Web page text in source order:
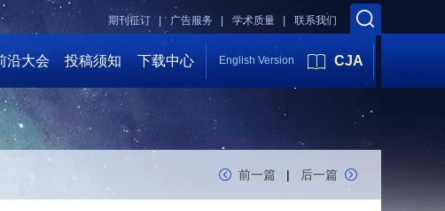
联系我们
学术质量 |
广告服务 |
期刊征订 |
沿大会 投稿须知 下载中心 English Version CJA
前一篇 | 后一篇